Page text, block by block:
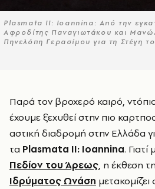
Plasmata II: Ioannina: Από την
Αφροδίτης Παναγιωτάκου και
Πηνελόπη Γερασίμου για τη Στέγη
Παρά τον βροχερό καιρό, ντόπιοι και επισκέπτες
έχουμε ξεχυθεί στην πιο
αστική διαδρομή στην Ελλάδα
τα Plasmata II: Ioannina. Γιατί
Πεδίον του Άρεως, η έκθεση
Ιδρύματος Ωνάση